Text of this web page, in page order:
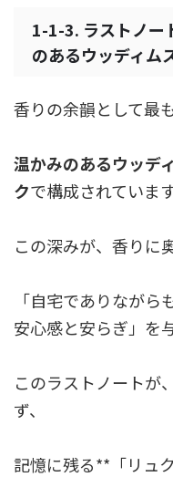
1-1-3. ラストノー
のあるウッディム
香りの余韻として最
温かみのあるウッデ
クで構成されています
この深みが、香りに
「自宅でありなが
安心感と安らぎ」を
このラストノートが
ず、
記憶に残る**「リュ